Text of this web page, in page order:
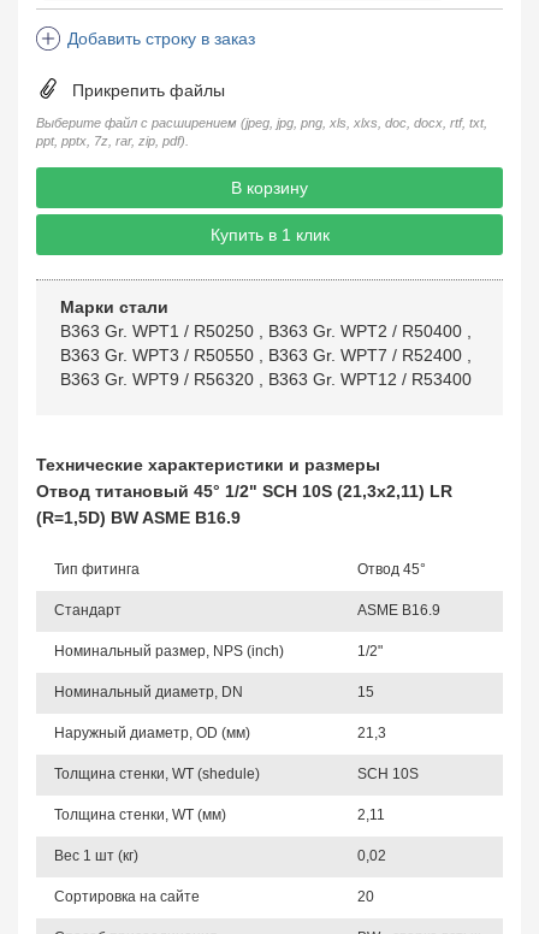
Добавить строку в заказ
Прикрепить файлы
Выберите файл с расширением (jpeg, jpg, png, xls, xlxs, doc, docx, rtf, txt,
ppt, pptx, 7z, rar, zip, pdf).
В корзину
Купить в 1 клик
Марки стали
B363 Gr. WPT1 / R50250
B363 Gr. WPT2 / R50400
B363 Gr. WPT3 / R50550
B363 Gr. WPT7 / R52400
B363 Gr. WPT9 / R56320
B363 Gr. WPT12 / R53400
Технические характеристики и размеры
Отвод титановый 45° 1/2" SCH 10S (21,3х2,11) LR
(R=1,5D) BW ASME B16.9
Тип фитинга Отвод 45°
Стандарт ASME B16.9
Номинальный размер, NPS (inch) 1/2"
Номинальный диаметр, DN 15
Наружный диаметр, OD (мм) 21,3
Толщина стенки, WT (shedule) SCH 10S
Толщина стенки, WT (мм) 2,11
Вес 1 шт (кг) 0,02
Сортировка на сайте 20